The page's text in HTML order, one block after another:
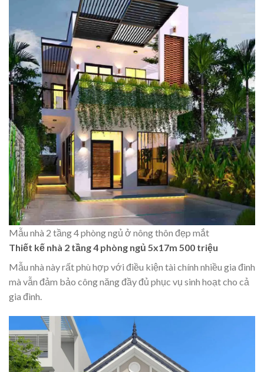
Mẫu nhà 2 tầng 4 phòng ngủ ở nông thôn đẹp mắt
Thiết kế nhà 2 tầng 4 phòng ngủ 5x17m 500 triệu
Mẫu nhà này rất phù hợp với điều kiện tài chính nhiều gia đình
mà vẫn đảm bảo công năng đầy đủ phục vụ sinh hoạt cho cả
gia đình.